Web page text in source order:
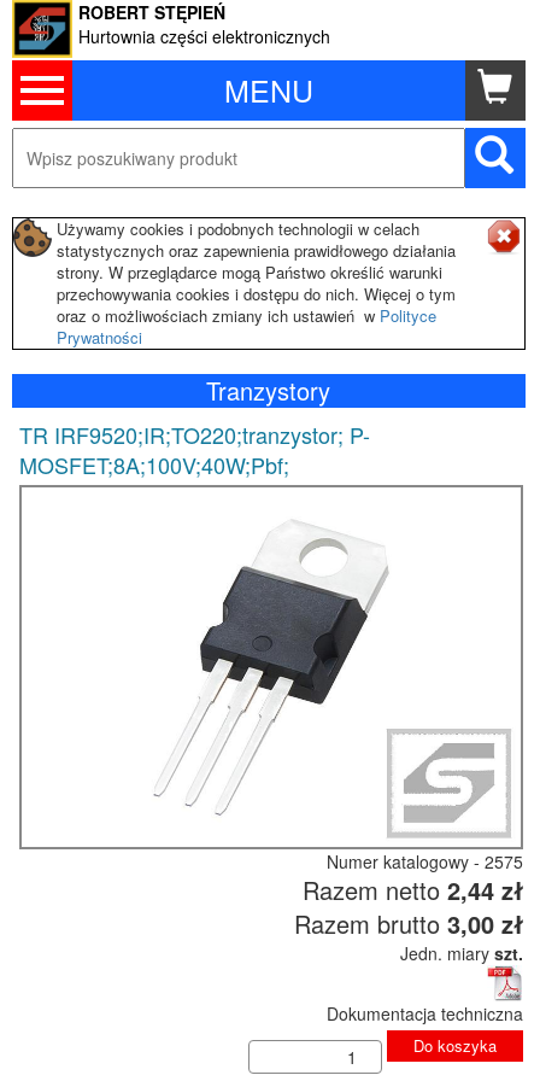
MENU
ROBERT STĘPIEŃ
Hurtownia części elektronicznych
Używamy cookies i podobnych technologii w celach
statystycznych oraz zapewnienia prawidłowego działania
strony. W przeglądarce mogą Państwo określić warunki
przechowywania cookies i dostępu do nich. Więcej o tym
oraz o możliwościach zmiany ich ustawień w Polityce
Prywatności
Tranzystory
TR IRF9520;IR;TO220;tranzystor; P-
MOSFET;8A;100V;40W;Pbf;
Numer katalogowy - 2575
Razem netto 2,44 zł
Razem brutto 3,00 zł
Jedn. miary szt.
Dokumentacja techniczna
Do koszyka